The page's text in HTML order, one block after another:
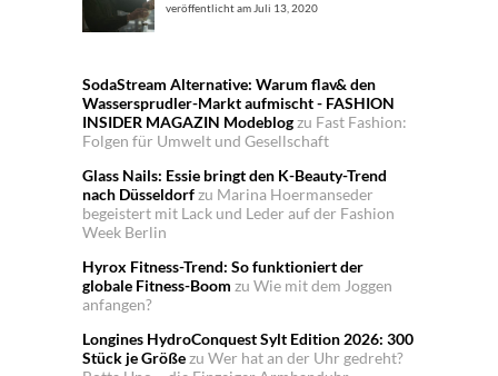
veröffentlicht am Juli 13, 2020
SodaStream Alternative: Warum flav& den
Wassersprudler-Markt aufmischt - FASHION
INSIDER MAGAZIN Modeblogzu Fast Fashion:
Folgen für Umwelt und Gesellschaft
Glass Nails: Essie bringt den K-Beauty-Trend
nach Düsseldorfzu Marina Hoermanseder
begeistert mit Lack und Leder auf der Fashion
Week Berlin
Hyrox Fitness-Trend: So funktioniert der
globale Fitness-Boom zu Wie mit dem Joggen
anfangen?
Longines HydroConquest Sylt Edition 2026: 300
Stück je Größezu Wer hat an der Uhr gedreht?